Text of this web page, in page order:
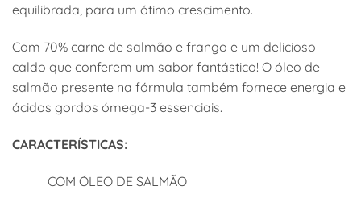
equilibrada, para um ótimo crescimento.
Com 70% carne de salmão e frango e um delicioso
caldo que conferem um sabor fantástico! O óleo de
salmão presente na fórmula também fornece energia e
ácidos gordos ómega-3 essenciais.
CARACTERÍSTICAS:
COM ÓLEO DE SALMÃO